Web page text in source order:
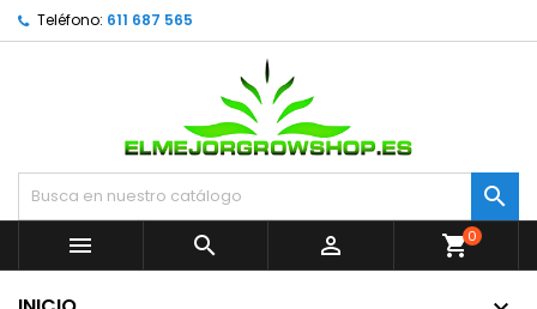
Teléfono: 611 687 565


  shopping_cart0